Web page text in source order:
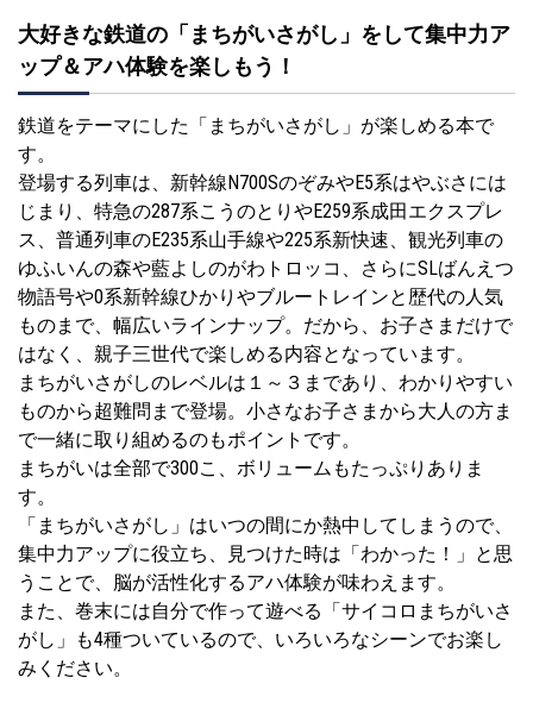
大好きな鉄道の「まちがいさがし」をして集中力ア
ップ＆アハ体験を楽しもう！
鉄道をテーマにした「まちがいさがし」が楽しめる本で
す。
登場する列車は、新幹線N700SのぞみやE5系はやぶさには
じまり、特急の287系こうのとりやE259系成田エクスプレ
ス、普通列車のE235系山手線や225系新快速、観光列車の
ゆふいんの森や藍よしのがわトロッコ、さらにSLばんえつ
物語号や0系新幹線ひかりやブルートレインと歴代の人気
ものまで、幅広いラインナップ。だから、お子さまだけで
はなく、親子三世代で楽しめる内容となっています。
まちがいさがしのレベルは１～３まであり、わかりやすい
ものから超難問まで登場。小さなお子さまから大人の方ま
で一緒に取り組めるのもポイントです。
まちがいは全部で300こ、ボリュームもたっぷりありま
す。
「まちがいさがし」はいつの間にか熱中してしまうので、
集中力アップに役立ち、見つけた時は「わかった！」と思
うことで、脳が活性化するアハ体験が味わえます。
また、巻末には自分で作って遊べる「サイコロまちがいさ
がし」も4種ついているので、いろいろなシーンでお楽し
みください。